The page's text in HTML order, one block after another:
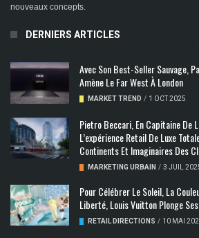
nouveaux concepts.
DERNIERS ARTICLES
Avec Son Best-Seller Sauvage,
Amène Le Far West À London
MARKET TREND / 1 OCT 2025
Pietro Beccari, En Capitaine De
L’expérience Retail De Luxe
Continents Et Imaginaires Des
MARKETING URBAIN / 3 JUIL
Pour Célébrer Le Soleil, La
Liberté, Louis Vuitton Plonge
RETAIL DIRECTIONS / 10 MAI